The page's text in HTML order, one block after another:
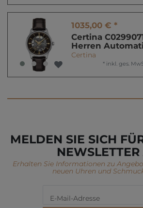
1035,00 € *
Certina
Herren
Certina
* inkl. ges.
MELDEN SIE SICH
Erhalten Sie Informationen zu
neuen Uhren und